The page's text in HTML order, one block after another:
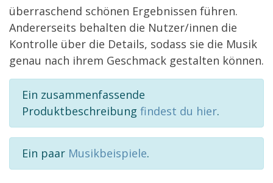
überraschend schönen Ergebnissen führen.
Andererseits behalten die Nutzer/innen die
Kontrolle über die Details, sodass sie die Musik
genau nach ihrem Geschmack gestalten können.
Ein zusammenfassende
Produktbeschreibung findest du hier.
Ein paar Musikbeispiele.